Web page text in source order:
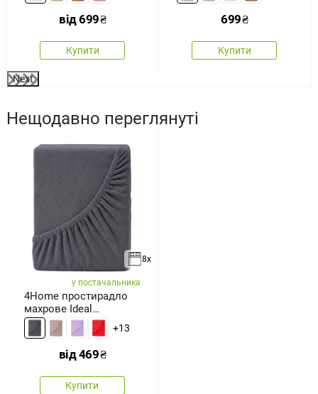
від699₴
Купити
699₴
Купити
Next
Нещодавно переглянуті
8x
у постачальника
4Home простирадло
махрове Ideal
антрацит, 70 x 140 +13
від469₴
Купити